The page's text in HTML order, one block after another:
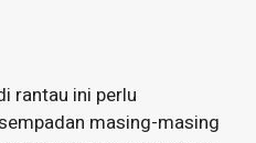
rantau ini perlu
masing-masing